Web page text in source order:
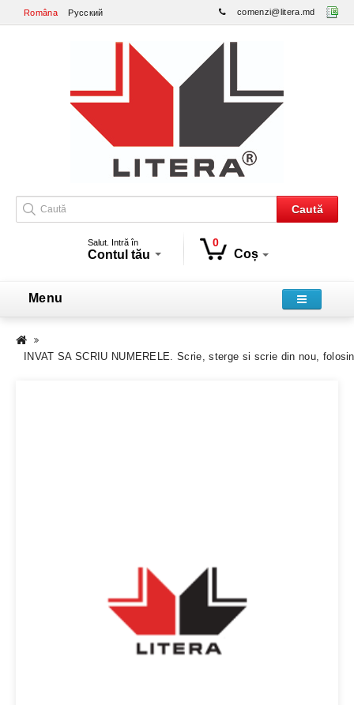
Româna Русский comenzi@litera.md
Caută
Salut. Intră în
Contul tău
0
Coș
Menu
INVAT SA SCRIU NUMERELE. Scrie, sterge si scrie din nou,